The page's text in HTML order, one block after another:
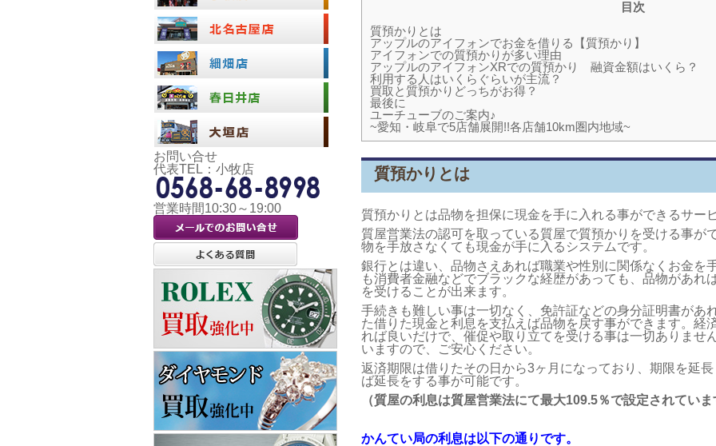
目次
質預かりとは
アップルのアイフォンでお金を借りる【質預かり】
アイフォンでの質預かりが多い理由
アップルのアイフォンXRでの質預かり 融資金額はいくら？
利用する人はいくらぐらいが主流？
買取と質預かりどっちがお得？
最後に
ユーチューブのご案内♪
~愛知・岐阜で5店舗展開!!各店舗10km圏内地域~
質預かりとは
質預かりとは品物を担保に現金を手に入れる事ができるサー
質屋営業法の認可を取っている質屋で質預かりを受ける事が
物を手放さなくても現金が手に入るシステムです。
銀行とは違い、品物さえあれば職業や性別に関係なくお金を
も消費者金融などでブラックな経歴があっても、品物があれ
を受けることが出来ます。
手続きも難しい事は一切なく、免許証などの身分証明書があ
た借りた現金と利息を支払えば品物を戻す事ができます。経
れば良いだけで、催促や取り立てを受ける事は一切ありませ
いますので、ご安心ください。
返済期限は借りたその日から3ヶ月になっており、期限を延
ば延長をする事が可能です。
（質屋の利息は質屋営業法にて最大109.5％で設定されてい
かんてい局の利息は以下の通りです。
お問い合せ
代表TEL：小牧店
営業時間10:30～19:00